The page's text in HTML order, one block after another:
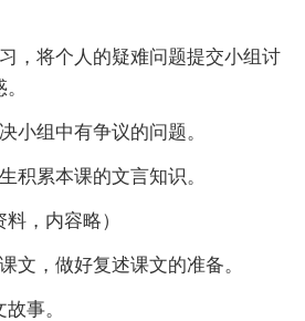
，将个人的疑难问题提交小组讨
小组中有争议的问题。
积累本课的文言知识。
料，内容略）
文，做好复述课文的准备。
事。